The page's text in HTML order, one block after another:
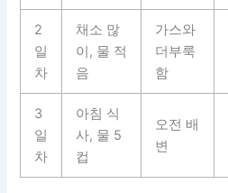
2
일
차
채소 많
이, 물 적
음
가스와
더부룩
함
3
일
차
아침 식
사, 물 5
컵
오전 배
변